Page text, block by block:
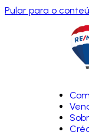
Pular para o